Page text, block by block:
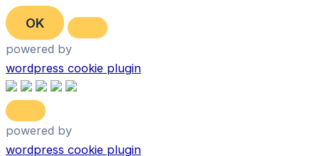
OK
powered by
wordpress cookie plugin
powered by
wordpress cookie plugin
Ir
al
contenido